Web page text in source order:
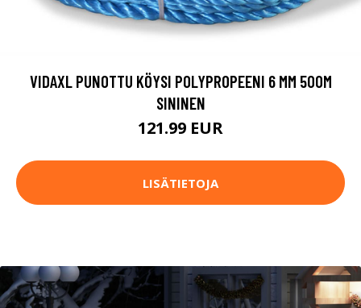
VIDAXL PUNOTTU KÖYSI POLYPROPEENI 6 MM 500M
SININEN
121.99 EUR
LISÄTIETOJA